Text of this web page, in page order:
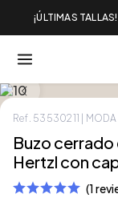
¡ÚLTIMAS
Ref. 53530211 | MODA
Buzo
Hertzl con
(1